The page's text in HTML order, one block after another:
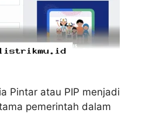
Pintar atau PIP menjadi
pemerintah dalam